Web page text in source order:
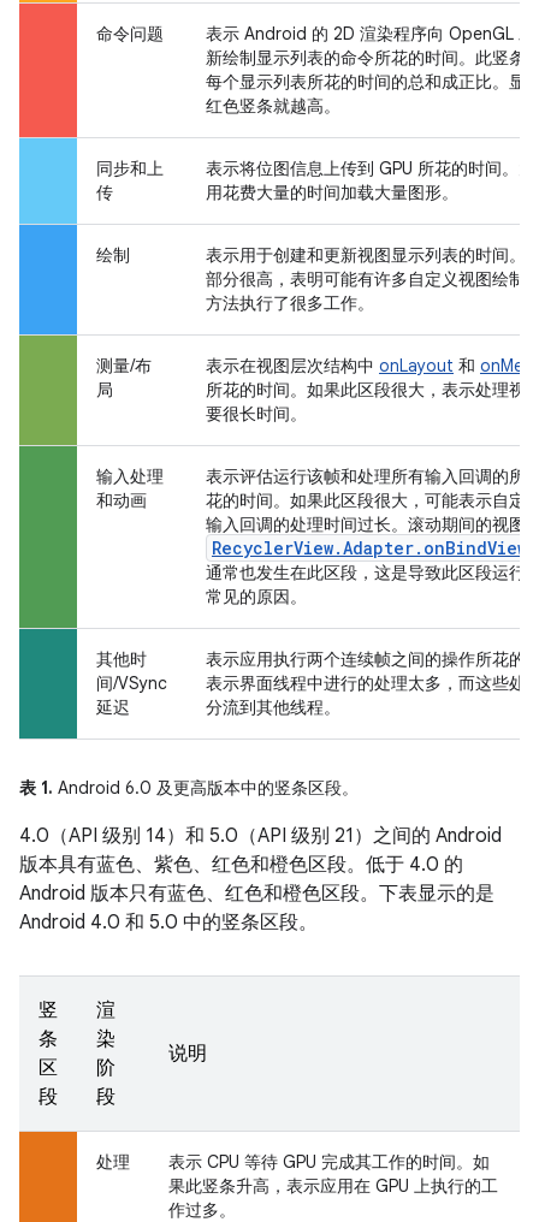
命令问题
表示 Android 的 2D 渲染程序向 OpenGL
新绘制显示列表的命令所花的时间。此竖条
每个显示列表所花的时间的总和成正比。显
红色竖条就越高。
同步和上
传
表示将位图信息上传到 GPU 所花的时间。
用花费大量的时间加载大量图形。
绘制
表示用于创建和更新视图显示列表的时间。
部分很高，表明可能有许多自定义视图绘制
方法执行了很多工作。
测量/布
局
表示在视图层次结构中 onLayout 和
所花的时间。如果此区段很大，表示处理视
要很长时间。
输入处理
和动画
表示评估运行该帧和处理所有输入回调的所
花的时间。如果此区段很大，可能表示自定
输入回调的处理时间过长。滚动期间的视图
通常也发生在此区段，这是导致此区段运行
常见的原因。
其他时
间/VSync
延迟
表示应用执行两个连续帧之间的操作所花的
表示界面线程中进行的处理太多，而这些处
分流到其他线程。
表 1. Android 6.0 及更高版本中的竖条区段。
4.0（API 级别 14）和 5.0（API 级别 21）之间的 Android
版本具有蓝色、紫色、红色和橙色区段。低于 4.0 的
Android 版本只有蓝色、红色和橙色区段。下表显示的是
Android 4.0 和 5.0 中的竖条区段。
竖
条
区
段
渲
染
阶
段
说明
处理
表示 CPU 等待 GPU 完成其工作的时间。如
果此竖条升高，表示应用在 GPU 上执行的工
作过多。